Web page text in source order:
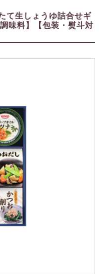
て生しょうゆ詰合せギ
味料】【包装・熨斗対